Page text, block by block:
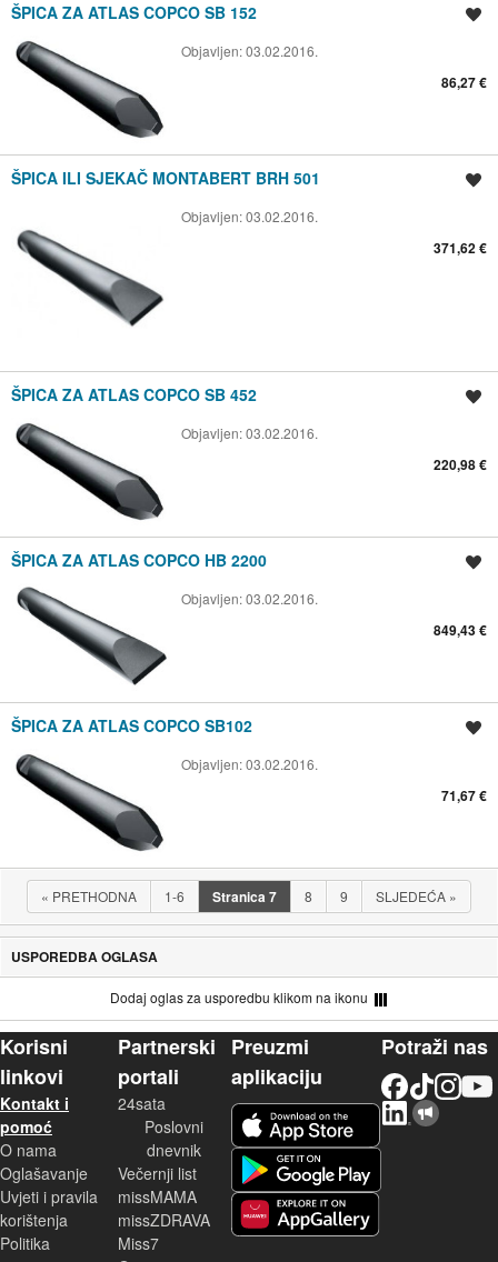
ŠPICA ZA ATLAS COPCO SB 152
Objavljen:03.02.2016.
86,27 €
ŠPICA ILI SJEKAČ MONTABERT BRH 501
Objavljen:03.02.2016.
371,62 €
ŠPICA ZA ATLAS COPCO SB 452
Objavljen:03.02.2016.
220,98 €
ŠPICA ZA ATLAS COPCO HB 2200
Objavljen:03.02.2016.
849,43 €
ŠPICA ZA ATLAS COPCO SB102
Objavljen:03.02.2016.
71,67 €
« PRETHODNA 1-6 Stranica7 8 9 SLJEDEĆA »
USPOREDBA OGLASA
Dodaj oglas za usporedbu klikom na ikonu
Korisni
linkovi
Kontakt i
pomoć
O nama
Oglašavanje
Uvjeti i pravila
korištenja
Politika
Partnerski
portali
24sata
Poslovni
dnevnik
Večernji list
missMAMA
missZDRAVA
Miss7
Preuzmi
aplikaciju
Potraži nas